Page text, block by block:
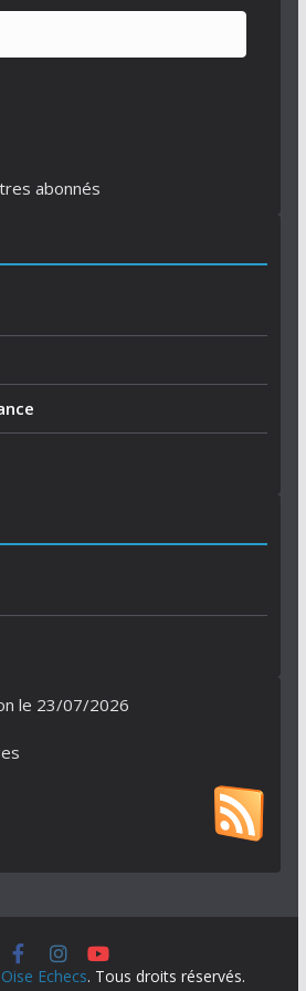
abonnés
le 23/07/2026
Oise Echecs. Tous droits réservés.